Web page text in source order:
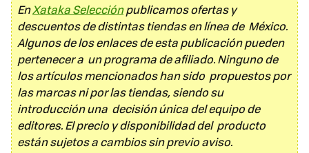
EnXataka Selecciónpublicamos ofertas y
descuentos de distintas tiendas en línea de México.
Algunos de los enlaces de esta publicación pueden
pertenecer a un programa de afiliado. Ninguno de
los artículos mencionados han sido propuestos por
las marcas ni por las tiendas, siendo su
introducción una decisión única del equipo de
editores. El precio y disponibilidad del producto
están sujetos a cambios sin previo aviso.